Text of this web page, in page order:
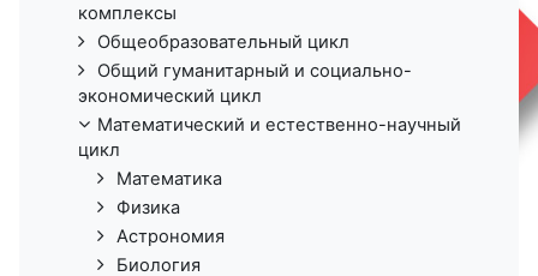
комплексы
Общеобразовательный цикл
Общий гуманитарный и социально-
экономический цикл
Математический и естественно-научный
цикл
Математика
Физика
Астрономия
Биология